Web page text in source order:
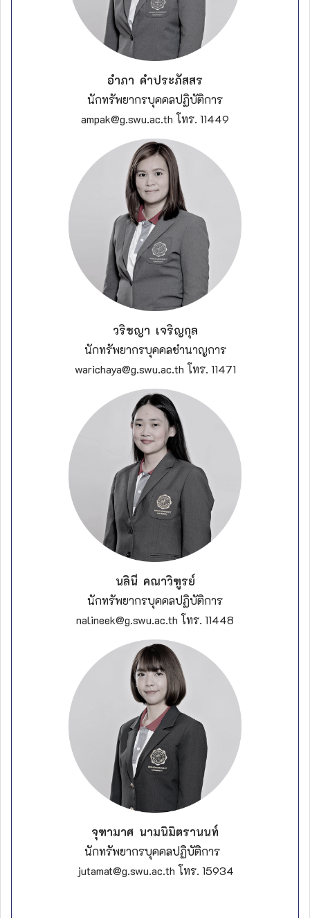
อำภา คำประภัสสร
นักทรัพยากรบุคคลปฏิบัติการ
ampak@g.swu.ac.th โทร. 11449
วริชญา เจริญกุล
นักทรัพยากรบุคคลชำนาญการ
warichaya@g.swu.ac.th โทร. 11471
นลินี คณาวิฑูรย์
นักทรัพยากรบุคคลปฏิบัติการ
nalineek@g.swu.ac.th โทร. 11448
จุฑามาศ นามนิมิตรานนท์
นักทรัพยากรบุคคลปฏิบัติการ
jutamat@g.swu.ac.th โทร. 15934